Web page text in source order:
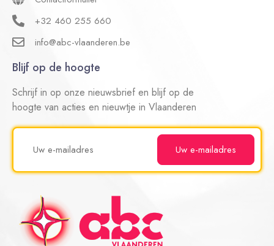
+32 460 255 660
info@abc-vlaanderen.be
Blijf op de hoogte
Schrijf in op onze nieuwsbrief en blijf op de
hoogte van acties en nieuwtje in Vlaanderen